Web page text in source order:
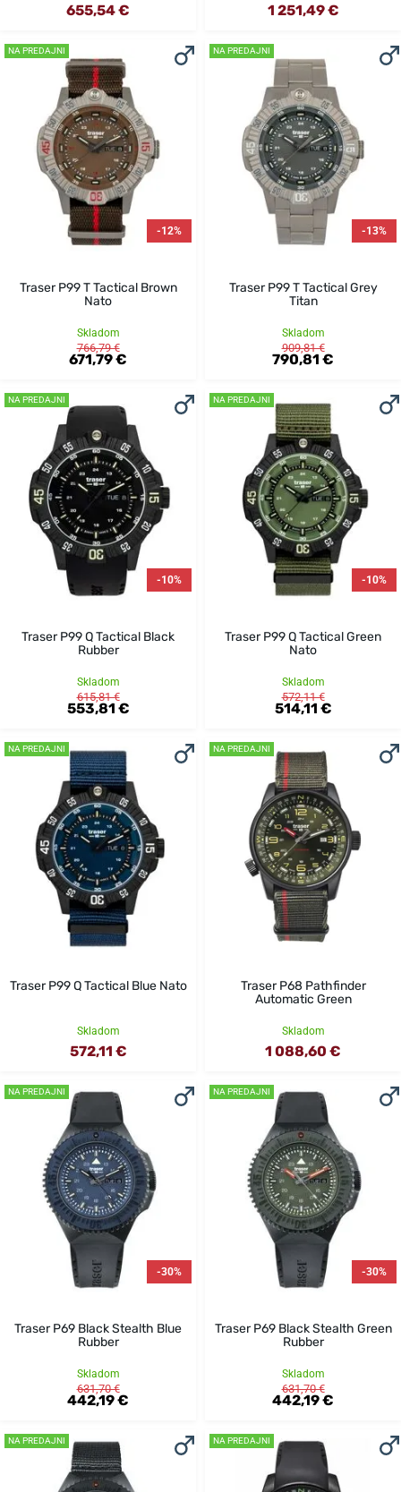
655,54 € 1 251,49 €
NA PREDAJNI
-12%
Traser P99 T Tactical Brown
Nato
Skladom
766,79 €
671,79 €
NA PREDAJNI
-13%
Traser P99 T Tactical Grey
Titan
Skladom
909,81 €
790,81 €
NA PREDAJNI
-10%
Traser P99 Q Tactical Black
Rubber
Skladom
615,81 €
553,81 €
NA PREDAJNI
-10%
Traser P99 Q Tactical Green
Nato
Skladom
572,11 €
514,11 €
NA PREDAJNI
Traser P99 Q Tactical Blue Nato
Skladom
572,11 €
NA PREDAJNI
Traser P68 Pathfinder
Automatic Green
Skladom
1 088,60 €
NA PREDAJNI
-30%
Traser P69 Black Stealth Blue
Rubber
Skladom
631,70 €
442,19 €
NA PREDAJNI
-30%
Traser P69 Black Stealth Green
Rubber
Skladom
631,70 €
442,19 €
NA PREDAJNI NA PREDAJNI